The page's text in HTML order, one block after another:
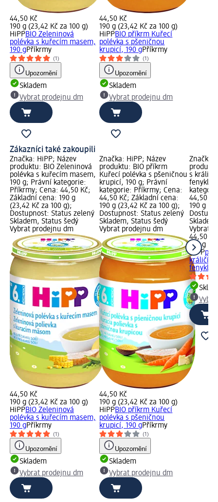
44,50 Kč
190 g (23,42 Kč za 100 g)
HiPPBIO Zeleninová
polévka s kuřecím masem,
190 gPříkrmy
(1)
Upozornění
Skladem
Vybrat prodejnu dm
44,50 Kč
190 g (23,42 Kč za 100 g)
HiPPBIO příkrm Kuřecí
polévka s pšeničnou
krupicí, 190 gPříkrmy
(1)
Upozornění
Skladem
Vybrat prodejnu dm
Zákazníci také zakoupili
Značka: HiPP; Název
produktu: BIO Zeleninová
polévka s kuřecím masem,
190 g; Právní kategorie:
Příkrmy; Cena: 44,50 Kč;
Základní cena: 190 g
(23,42 Kč za 100 g);
Dostupnost: Status zelený
Skladem, Status šedý
Vybrat prodejnu dm
44,50 Kč
190 g (23,42 Kč za 100 g)
HiPPBIO Zeleninová
polévka s kuřecím masem,
190 gPříkrmy
(1)
Upozornění
Skladem
Vybrat prodejnu dm
Značka: HiPP; Název
produktu: BIO příkrm
Kuřecí polévka s pšeničnou
krupicí, 190 g; Právní
kategorie: Příkrmy; Cena:
44,50 Kč; Základní cena:
190 g (23,42 Kč za 100 g);
Dostupnost: Status zelený
Skladem, Status šedý
Vybrat prodejnu dm
44,50 Kč
190 g (23,42 Kč za 100 g)
HiPPBIO příkrm Kuřecí
polévka s pšeničnou
krupicí, 190 gPříkrmy
(1)
Upozornění
Skladem
Vybrat prodejnu dm
Značka:
s
44,50
190 g
Vybrat
44,50 Kč
190 g
HiPP
králičím